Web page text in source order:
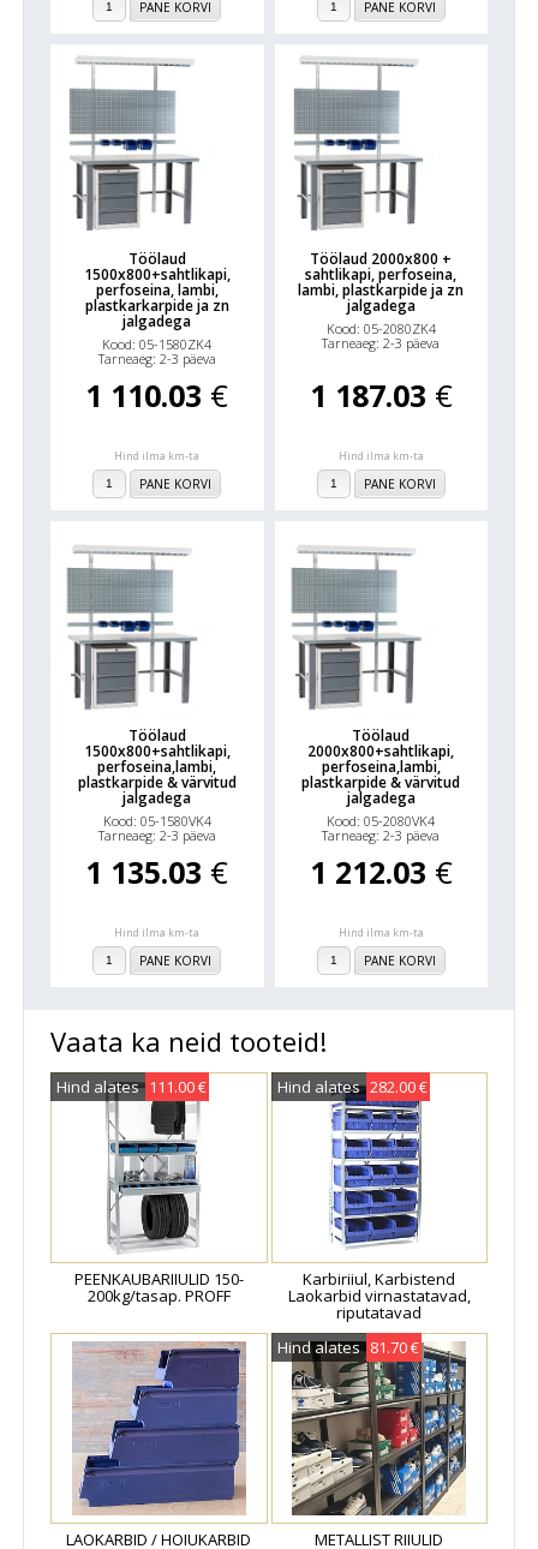
PANE KORVI PANE KORVI
Töölaud
1500x800+sahtlikapi,
perfoseina, lambi,
plastkarkarpide ja zn
jalgadega
Kood: 05-1580ZK4
Tarneaeg: 2-3 päeva
1 110.03 €
Hind ilma km-ta
PANE KORVI
Töölaud 2000x800 +
sahtlikapi, perfoseina,
lambi, plastkarpide ja zn
jalgadega
Kood: 05-2080ZK4
Tarneaeg: 2-3 päeva
1 187.03 €
Hind ilma km-ta
PANE KORVI
Töölaud
1500x800+sahtlikapi,
perfoseina,lambi,
plastkarpide & värvitud
jalgadega
Kood: 05-1580VK4
Tarneaeg: 2-3 päeva
1 135.03 €
Hind ilma km-ta
PANE KORVI
Töölaud
2000x800+sahtlikapi,
perfoseina,lambi,
plastkarpide & värvitud
jalgadega
Kood: 05-2080VK4
Tarneaeg: 2-3 päeva
1 212.03 €
Hind ilma km-ta
PANE KORVI
Vaata ka neid tooteid!
Hind alates 111.00 €
PEENKAUBARIIULID 150-
200kg/tasap. PROFF
Hind alates 282.00 €
Karbiriiul, Karbistend
Laokarbid virnastatavad,
riputatavad
LAOKARBID / HOIUKARBID
Hind alates 81.70 €
METALLIST RIIULID